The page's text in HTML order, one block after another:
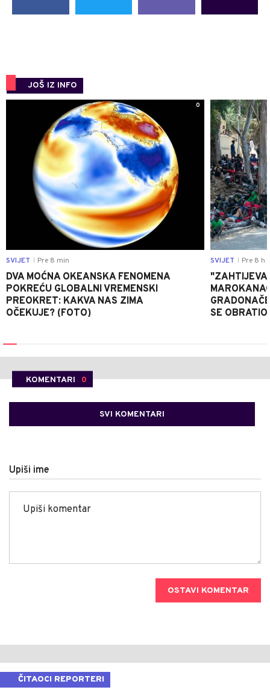
JOŠ IZ INFO
0
SVIJET Pre 8 min
DVA MOĆNA OKEANSKA FENOMENA
POKREĆU GLOBALNI VREMENSKI
PREOKRET: KAKVA NAS ZIMA
OČEKUJE? (FOTO)
SVIJET Pre 8 h
SE
KOMENTARI 0
SVI KOMENTARI
Upiši ime
OSTAVI KOMENTAR
ČITAOCI REPORTERI